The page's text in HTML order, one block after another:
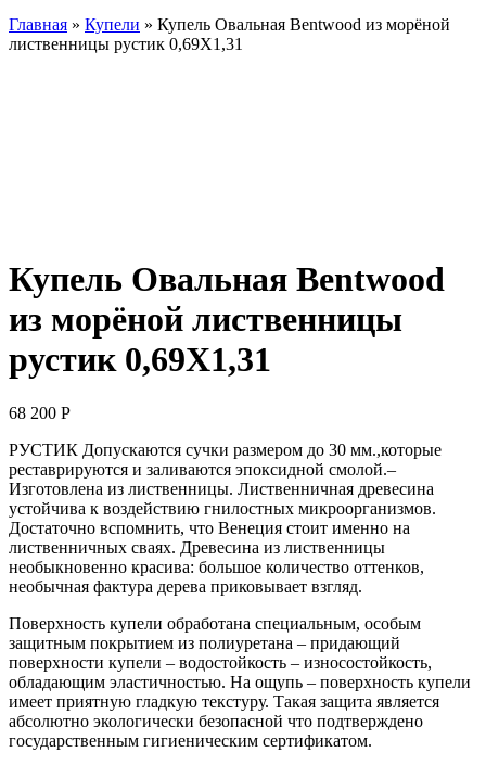
Главная » Купели » Купель Овальная Bentwood из морёной
лиственницы рустик 0,69Х1,31
Купель Овальная Bentwood
из морёной лиственницы
рустик 0,69Х1,31
68 200 Р
РУСТИК Допускаются сучки размером до 30 мм.,которые
реставрируются и заливаются эпоксидной смолой.–
Изготовлена из лиственницы. Лиственничная древесина
устойчива к воздействию гнилостных микроорганизмов.
Достаточно вспомнить, что Венеция стоит именно на
лиственничных сваях. Древесина из лиственницы
необыкновенно красива: большое количество оттенков,
необычная фактура дерева приковывает взгляд.
Поверхность купели обработана специальным, особым
защитным покрытием из полиуретана – придающий
поверхности купели – водостойкость – износостойкость,
обладающим эластичностью. На ощупь – поверхность купели
имеет приятную гладкую текстуру. Такая защита является
абсолютно экологически безопасной что подтверждено
государственным гигиеническим сертификатом.